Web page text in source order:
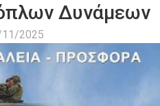
Δυνάμεων
2025